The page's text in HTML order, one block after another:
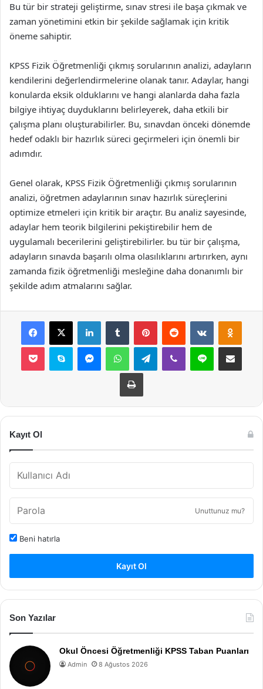
Bu tür bir strateji geliştirme, sınav stresi ile başa çıkmak ve
zaman yönetimini etkin bir şekilde sağlamak için kritik
öneme sahiptir.
KPSS Fizik Öğretmenliği çıkmış sorularının analizi, adayların
kendilerini değerlendirmelerine olanak tanır. Adaylar, hangi
konularda eksik olduklarını ve hangi alanlarda daha fazla
bilgiye ihtiyaç duyduklarını belirleyerek, daha etkili bir
çalışma planı oluşturabilirler. Bu, sınavdan önceki dönemde
hedef odaklı bir hazırlık süreci geçirmeleri için önemli bir
adımdır.
Genel olarak, KPSS Fizik Öğretmenliği çıkmış sorularının
analizi, öğretmen adaylarının sınav hazırlık süreçlerini
optimize etmeleri için kritik bir araçtır. Bu analiz sayesinde,
adaylar hem teorik bilgilerini pekiştirebilir hem de
uygulamalı becerilerini geliştirebilirler. bu tür bir çalışma,
adayların sınavda başarılı olma olasılıklarını artırırken, aynı
zamanda fizik öğretmenliği mesleğine daha donanımlı bir
şekilde adım atmalarını sağlar.
Facebook
X LinkedInTumblr PinterestReddit VKontakte
Pocket Skype MessengerWhatsAppTelegramViber Line E-Posta ile
Yazdır
Kayıt Ol
Unuttunuz mu?
Beni hatırla
Kayıt Ol
Son Yazılar
Okul Öncesi Öğretmenliği KPSS Taban Puanları
Admin 8 Ağustos 2026